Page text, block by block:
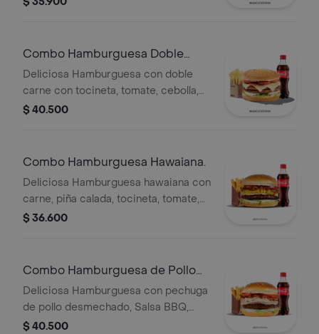
Combo Hamburguesa Doble
Carne
Deliciosa Hamburguesa con doble
carne con tocineta, tomate, cebolla,
salsa BBQ y queso con papas
$ 40.500
Combo Hamburguesa Hawaiana.
Deliciosa Hamburguesa hawaiana con
carne, piña calada, tocineta, tomate,
cebolla y queso con papas medianas
$ 36.600
Combo Hamburguesa de Pollo
Desmechado.
Deliciosa Hamburguesa con pechuga
de pollo desmechado, Salsa BBQ,
tocineta y queso mozarella con papas
$ 40.500